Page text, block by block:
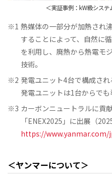
＜実証事例：kW級シス
※1 熱媒体の一部分が加熱され
することによって、自然に
を利用し、廃熱から熱電モ
技術。
※2 発電ユニット4台で構成され
発電ユニットは1台からでも
※3 カーボンニュートラルに貢
「ENEX2025」に出展（
https://
＜ヤンマーについて＞